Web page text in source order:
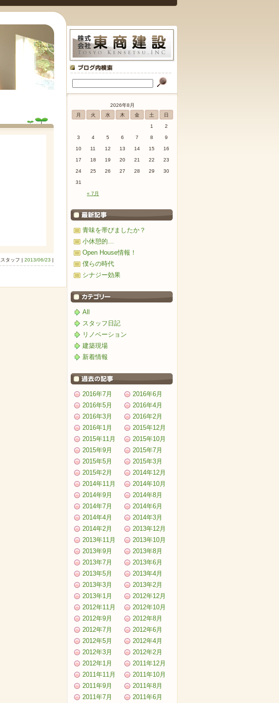
タッフ | 2013/06/23 |
2026年8月
月
火 水 木 金 土 日
« 7月
1 2
3 4 5 6 7 8 9
10 11 12 13 14 15 16
17 18 19 20 21 22 23
24 25 26 27 28 29 30
31
青味を帯びましたか？
小休憩的…
Open House情報！
僕らの時代
シナジー効果
All
スタッフ日記
リノベーション
建築現場
新着情報
2016年7月
2016年6月
2016年5月
2016年4月
2016年3月
2016年2月
2016年1月
2015年12月
2015年11月
2015年10月
2015年9月
2015年7月
2015年5月
2015年3月
2015年2月
2014年12月
2014年11月
2014年10月
2014年9月
2014年8月
2014年7月
2014年6月
2014年4月
2014年3月
2014年2月
2013年12月
2013年11月
2013年10月
2013年9月
2013年8月
2013年7月
2013年6月
2013年5月
2013年4月
2013年3月
2013年2月
2013年1月
2012年12月
2012年11月
2012年10月
2012年9月
2012年8月
2012年7月
2012年6月
2012年5月
2012年4月
2012年3月
2012年2月
2012年1月
2011年12月
2011年11月
2011年10月
2011年9月
2011年8月
2011年7月
2011年6月